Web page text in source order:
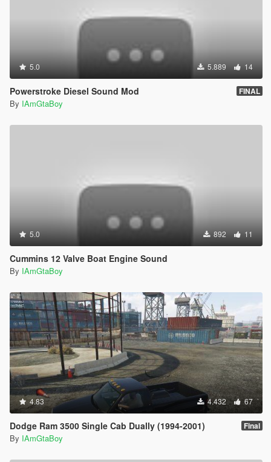
5.0 5.889 14
Powerstroke Diesel Sound Mod FINAL
By IAmGtaBoy
5.0 892 11
Cummins 12 Valve Boat Engine Sound
By IAmGtaBoy
4.83 4.432 67
Dodge Ram 3500 Single Cab Dually (1994-2001) Final
By IAmGtaBoy